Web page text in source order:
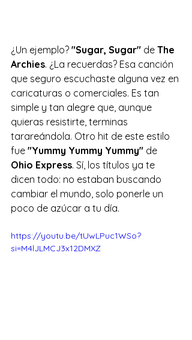
¿Un ejemplo? "Sugar, Sugar" de The
Archies. ¿La recuerdas? Esa canción
que seguro escuchaste alguna vez en
caricaturas o comerciales. Es tan
simple y tan alegre que, aunque
quieras resistirte, terminas
tarareándola. Otro hit de este estilo
fue "Yummy Yummy Yummy" de
Ohio Express. Sí, los títulos ya te
dicen todo: no estaban buscando
cambiar el mundo, solo ponerle un
poco de azúcar a tu día.
https://youtu.be/tUwLPuc1WSo?
si=M4lJLMCJ3x12DMXZ